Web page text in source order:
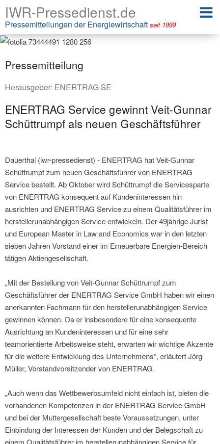
IWR-Pressedienst.de
Pressemitteilungen der Energiewirtschaft seit 1999
Pressemitteilung
Herausgeber: ENERTRAG SE
ENERTRAG Service gewinnt Veit-Gunnar
Schüttrumpf als neuen Geschäftsführer
Dauerthal (iwr-pressedienst) - ENERTRAG hat Veit-Gunnar
Schüttrumpf zum neuen Geschäftsführer von ENERTRAG
Service bestellt. Ab Oktober wird Schüttrumpf die Servicesparte
von ENERTRAG konsequent auf Kundeninteressen hin
ausrichten und ENERTRAG Service zu einem Qualitätsführer im
herstellerunabhängigen Service entwickeln. Der 49jährige Jurist
und European Master in Law and Economics war in den letzten
sieben Jahren Vorstand einer im Erneuerbare Energien-Bereich
tätigen Aktiengesellschaft.
„Mit der Bestellung von Veit-Gunnar Schüttrumpf zum
Geschäftsführer der ENERTRAG Service GmbH haben wir einen
anerkannten Fachmann für den herstellerunabhängigen Service
gewinnen können. Da er insbesondere für eine konsequente
Ausrichtung an Kundeninteressen und für eine sehr
teamorientierte Arbeitsweise steht, erwarten wir wichtige Akzente
für die weitere Entwicklung des Unternehmens“, erläutert Jörg
Müller, Vorstandvorsitzender von ENERTRAG.
„Auch wenn das Wettbewerbsumfeld nicht einfach ist, bieten die
vorhandenen Kompetenzen in der ENERTRAG Service GmbH
und bei der Muttergesellschaft beste Voraussetzungen, unter
Einbindung der Interessen der Kunden und der Belegschaft zu
einem Qualitätsführer im herstellerunabhängigen Service für